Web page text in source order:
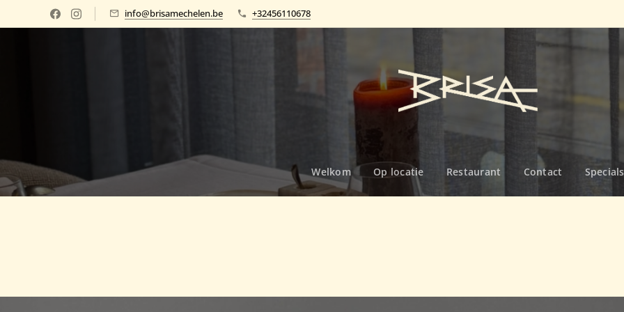
info@brisamechelen.be +32456110678
Welkom Op locatie Restaurant Contact Specials